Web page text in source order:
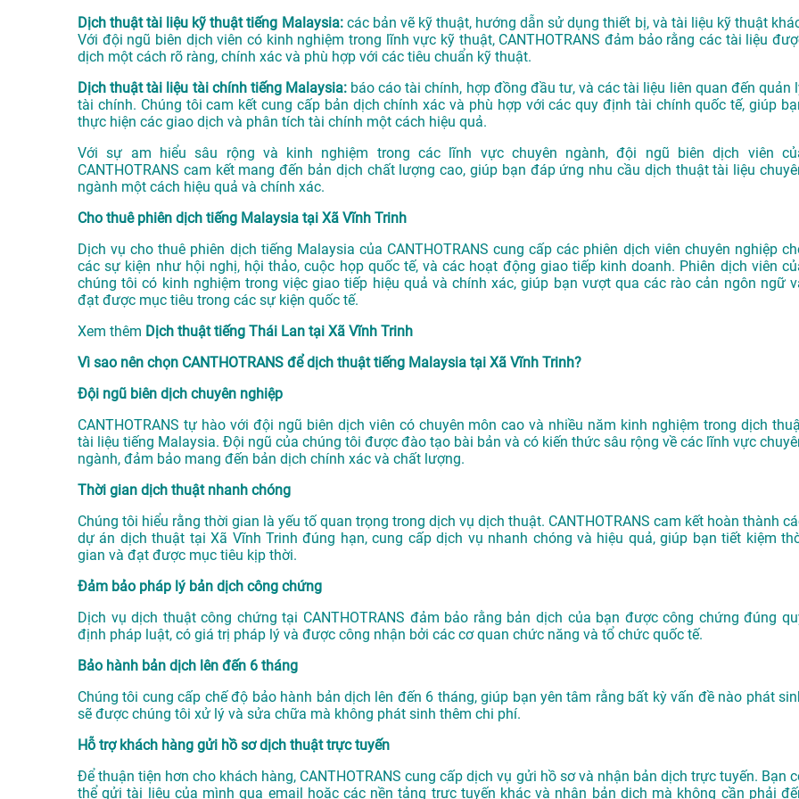
Dịch thuật tài liệu kỹ thuật tiếng Malaysia: các bản vẽ kỹ thuật, hướng dẫn sử dụng thiết bị, và tài liệu kỹ thuật
Với đội ngũ biên dịch viên có kinh nghiệm trong lĩnh vực kỹ thuật, CANTHOTRANS đảm bảo rằng các tài liệu
dịch một cách rõ ràng, chính xác và phù hợp với các tiêu chuẩn kỹ thuật.
Dịch thuật tài liệu tài chính tiếng Malaysia:báo cáo tài chính, hợp đồng đầu tư, và các tài liệu liên quan đến quản
tài chính. Chúng tôi cam kết cung cấp bản dịch chính xác và phù hợp với các quy định tài chính quốc tế, giúp
thực hiện các giao dịch và phân tích tài chính một cách hiệu quả.
Với sự am hiểu sâu rộng và kinh nghiệm trong các lĩnh vực chuyên ngành, đội ngũ biên dịch viên
CANTHOTRANS cam kết mang đến bản dịch chất lượng cao, giúp bạn đáp ứng nhu cầu dịch thuật tài liệu
ngành một cách hiệu quả và chính xác.
Cho thuê phiên dịch tiếng Malaysia tại Xã Vĩnh Trinh
Dịch vụ cho thuê phiên dịch tiếng Malaysia của CANTHOTRANS cung cấp các phiên dịch viên chuyên nghiệp
các sự kiện như hội nghị, hội thảo, cuộc họp quốc tế, và các hoạt động giao tiếp kinh doanh. Phiên dịch viên
chúng tôi có kinh nghiệm trong việc giao tiếp hiệu quả và chính xác, giúp bạn vượt qua các rào cản ngôn ngữ
đạt được mục tiêu trong các sự kiện quốc tế.
Xem thêm Dịch thuật tiếng Thái Lan tại Xã Vĩnh Trinh
Vì sao nên chọn CANTHOTRANS để dịch thuật tiếng Malaysia tại Xã Vĩnh Trinh?
Đội ngũ biên dịch chuyên nghiệp
CANTHOTRANS tự hào với đội ngũ biên dịch viên có chuyên môn cao và nhiều năm kinh nghiệm trong dịch
tài liệu tiếng Malaysia. Đội ngũ của chúng tôi được đào tạo bài bản và có kiến thức sâu rộng về các lĩnh vực
ngành, đảm bảo mang đến bản dịch chính xác và chất lượng.
Thời gian dịch thuật nhanh chóng
Chúng tôi hiểu rằng thời gian là yếu tố quan trọng trong dịch vụ dịch thuật. CANTHOTRANS cam kết hoàn thành
dự án dịch thuật tại Xã Vĩnh Trinh đúng hạn, cung cấp dịch vụ nhanh chóng và hiệu quả, giúp bạn tiết kiệm
gian và đạt được mục tiêu kịp thời.
Đảm bảo pháp lý bản dịch công chứng
Dịch vụ dịch thuật công chứng tại CANTHOTRANS đảm bảo rằng bản dịch của bạn được công chứng đúng
định pháp luật, có giá trị pháp lý và được công nhận bởi các cơ quan chức năng và tổ chức quốc tế.
Bảo hành bản dịch lên đến 6 tháng
Chúng tôi cung cấp chế độ bảo hành bản dịch lên đến 6 tháng, giúp bạn yên tâm rằng bất kỳ vấn đề nào phát
sẽ được chúng tôi xử lý và sửa chữa mà không phát sinh thêm chi phí.
Hỗ trợ khách hàng gửi hồ sơ dịch thuật trực tuyến
Để thuận tiện hơn cho khách hàng, CANTHOTRANS cung cấp dịch vụ gửi hồ sơ và nhận bản dịch trực tuyến. Bạn
thể gửi tài liệu của mình qua email hoặc các nền tảng trực tuyến khác và nhận bản dịch mà không cần phải